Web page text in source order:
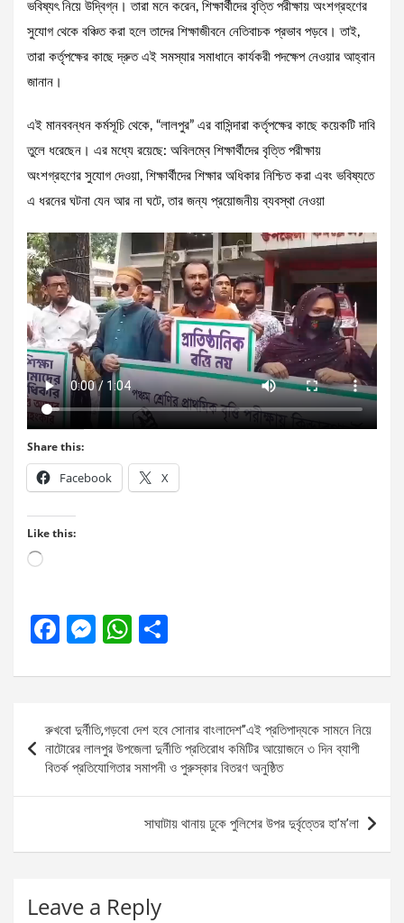
ভবিষ্যৎ নিয়ে উদ্বিগ্ন। তারা মনে করেন, শিক্ষার্থীদের বৃত্তি পরীক্ষায় অংশগ্রহণের
সুযোগ থেকে বঞ্চিত করা হলে তাদের শিক্ষাজীবনে নেতিবাচক প্রভাব পড়বে। তাই,
তারা কর্তৃপক্ষের কাছে দ্রুত এই সমস্যার সমাধানে কার্যকরী পদক্ষেপ নেওয়ার আহ্বান
জানান।
এই মানববন্ধন কর্মসূচি থেকে, “লালপুর” এর বাসিন্দারা কর্তৃপক্ষের কাছে কয়েকটি দাবি
তুলে ধরেছেন। এর মধ্যে রয়েছে: অবিলম্বে শিক্ষার্থীদের বৃত্তি পরীক্ষায়
অংশগ্রহণের সুযোগ দেওয়া, শিক্ষার্থীদের শিক্ষার অধিকার নিশ্চিত করা এবং ভবিষ্যতে
এ ধরনের ঘটনা যেন আর না ঘটে, তার জন্য প্রয়োজনীয় ব্যবস্থা নেওয়া
Share this:
Facebook X
Like this:
Loading…
F
ce
o
o
k
M
se
n
g
er
W
at
A
p
p
ar
navigation
রুখবো দুর্নীতি,গড়বো দেশ হবে সোনার বাংলাদেশ’’এই প্রতিপাদ্যকে সামনে নিয়ে
নাটোরের লালপুর উপজেলা দুর্নীতি প্রতিরোধ কমিটির আয়োজনে ৩ দিন ব্যাপী
বিতর্ক প্রতিযোগিতার সমাপনী ও পুরুস্কার বিতরণ অনুষ্ঠিত
সাঘাটায় থানায় ঢুকে পুলিশের উপর দুর্বৃত্তের হা’ম’লা
Leave a Reply